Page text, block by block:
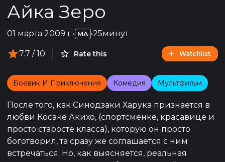
Айка Зеро
01 марта 2009 г.• MA •25минут
7.7 / 10 Rate this Watchlist
Боевик И Приключения Комедия Мультфильм
После того, как Синодзаки Харука признается в
любви Косаке Акихо, (спортсменке, красавице и
просто старосте класса), которую он просто
боготворил, та сразу же соглашается с ним
встречаться. Но, как выясняется, реальная